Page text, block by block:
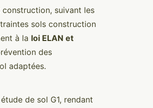
construction, suivant les
sols construction
à la loi ELAN et
des
adaptées.
de sol G1, rendant